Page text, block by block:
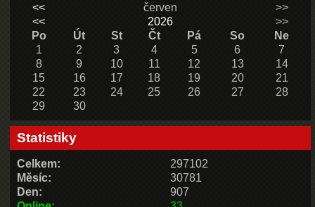
<<
červen
>>
<<
2026
>>
Po
Út St Čt Pá So
Ne
1
2 3 4 5 6
7
8
9 10 11 12 13
14
15
16 17 18 19 20
21
22
23 24 25 26 27
28
29
30
Statistiky
Celkem:
297102
Měsíc:
30781
Den:
907